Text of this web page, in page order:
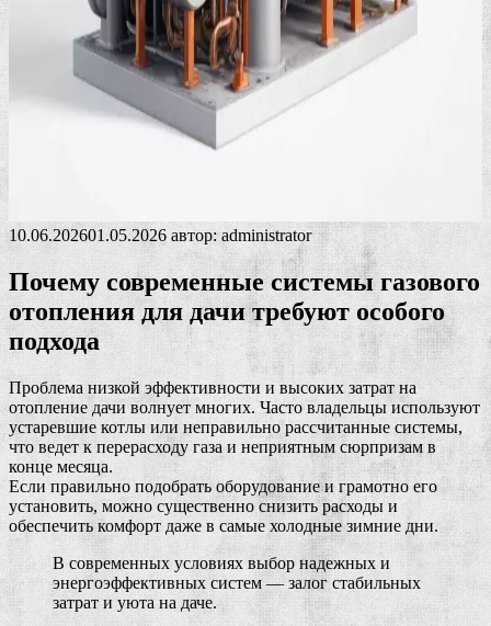
10.06.202601.05.2026 автор:administrator
Почему современные системы газового
отопления для дачи требуют особого
подхода
Проблема низкой эффективности и высоких затрат на
отопление дачи волнует многих. Часто владельцы используют
устаревшие котлы или неправильно рассчитанные системы,
что ведет к перерасходу газа и неприятным сюрпризам в
конце месяца.
Если правильно подобрать оборудование и грамотно его
установить, можно существенно снизить расходы и
обеспечить комфорт даже в самые холодные зимние дни.
В современных условиях выбор надежных и
энергоэффективных систем — залог стабильных
затрат и уюта на даче.